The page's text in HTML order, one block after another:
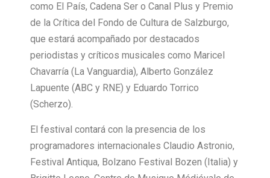
como El País, Cadena Ser o Canal Plus y Premio
de la Crítica del Fondo de Cultura de Salzburgo,
que estará acompañado por destacados
periodistas y críticos musicales como Maricel
Chavarría (La Vanguardia), Alberto González
Lapuente (ABC y RNE) y Eduardo Torrico
(Scherzo).
El festival contará con la presencia de los
programadores internacionales Claudio Astronio,
Festival Antiqua, Bolzano Festival Bozen (Italia) y